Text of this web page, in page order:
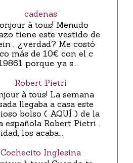
cadenas
à tous! Menudo
tiene este vestido de
, ¿verdad? Me costó
más de 10€ con el c
porque ya s...
Robert Pietri
à tous! La semana
llegaba a casa este
bolso ( AQUÍ ) de la
española Robert Pietri .
los acaba...
Cochecito Inglesina